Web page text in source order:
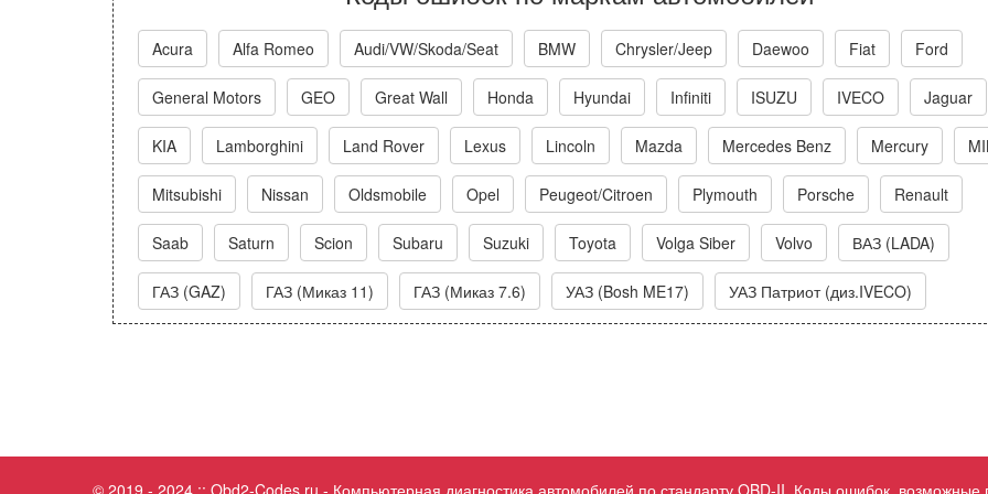
Acura Alfa Romeo Audi/VW/Skoda/Seat BMW Chrysler/Jeep Daewoo Fiat Ford
General Motors GEO Great Wall Honda Hyundai Infiniti ISUZU IVECO Jaguar
KIA Lamborghini Land Rover Lexus Lincoln Mazda Mercedes Benz Mercury
Mitsubishi Nissan Oldsmobile Opel Peugeot/Citroen Plymouth Porsche Renault
Saab Saturn Scion Subaru Suzuki Toyota Volga Siber Volvo ВАЗ (LADA)
ГАЗ (GAZ) ГАЗ (Миказ 11) ГАЗ (Миказ 7.6) УАЗ (Bosh ME17) УАЗ Патриот (диз.IVECO)
© 2019 - 2024 :: Obd2-Codes.ru - Компьютерная диагностика автомобилей по стандарту OBD-II. Коды ошибок,